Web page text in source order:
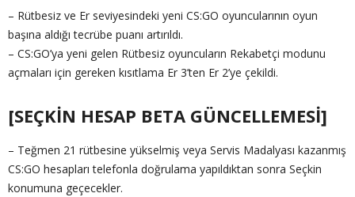
– Rütbesiz ve Er seviyesindeki yeni CS:GO oyuncularının oyun
başına aldığı tecrübe puanı artırıldı.
– CS:GO’ya yeni gelen Rütbesiz oyuncuların Rekabetçi modunu
açmaları için gereken kısıtlama Er 3’ten Er 2’ye çekildi.
[SEÇKİN HESAP BETA GÜNCELLEMESİ]
– Teğmen 21 rütbesine yükselmiş veya Servis Madalyası kazanmış
CS:GO hesapları telefonla doğrulama yapıldıktan sonra Seçkin
konumuna geçecekler.